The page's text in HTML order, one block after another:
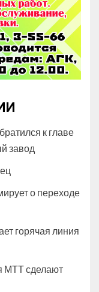
к главе
завод
о переходе
горячая линия
МТТ сделают